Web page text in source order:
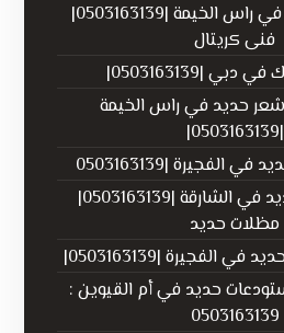
حداد أبواب حديد في راس الخيمة |0503163139|
فنى كريتال
|0503163139|
حديد في راس الخيمة
|0503163139|
الفجيرة |0503163139
تركيب قرميد حديد في الشارقة |0503163139|
مظلات حديد
الفجيرة |0503163139|
حديد في أم القيوين :
0503163139